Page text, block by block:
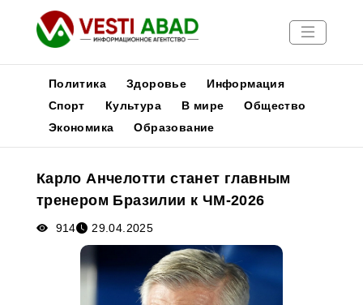
Новости
Медиа
Афиша
Политика Здоровье
Информация
Спорт
Культура В мире
Общество
Экономика
Образование
Карло Анчелотти станет главным
тренером Бразилии к ЧМ-2026
914 29.04.2025